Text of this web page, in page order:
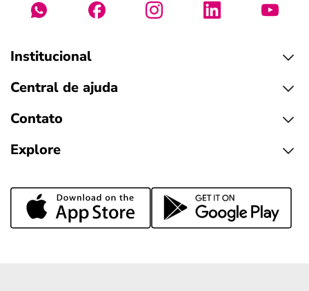
Institucional
Central de ajuda
Contato
Explore